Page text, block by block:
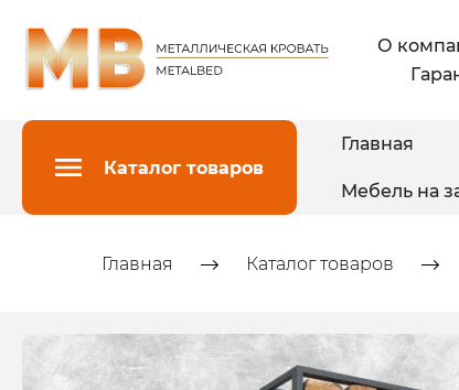
О
Каталог товаров
Главная
Мебель на
Главная Каталог товаров